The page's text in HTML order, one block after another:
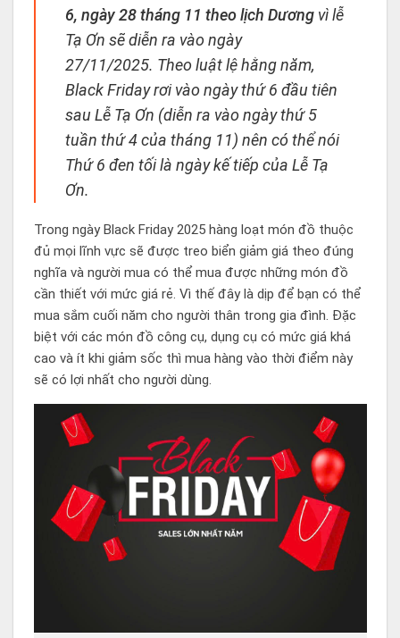
6, ngày 28 tháng 11 theo lịch Dương vì lễ
Tạ Ơn sẽ diễn ra vào ngày
27/11/2025. Theo luật lệ hằng năm,
Black Friday rơi vào ngày thứ 6 đầu tiên
sau Lễ Tạ Ơn (diễn ra vào ngày thứ 5
tuần thứ 4 của tháng 11) nên có thể nói
Thứ 6 đen tối là ngày kế tiếp của Lễ Tạ
Ơn.
Trong ngày Black Friday 2025 hàng loạt món đồ thuộc
đủ mọi lĩnh vực sẽ được treo biển giảm giá theo đúng
nghĩa và người mua có thể mua được những món đồ
cần thiết với mức giá rẻ. Vì thế đây là dịp để bạn có thể
mua sắm cuối năm cho người thân trong gia đình. Đặc
biệt với các món đồ công cụ, dụng cụ có mức giá khá
cao và ít khi giảm sốc thì mua hàng vào thời điểm này
sẽ có lợi nhất cho người dùng.